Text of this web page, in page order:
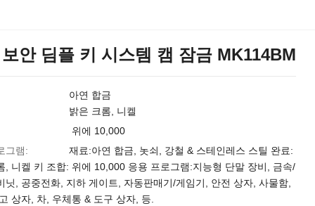
안 딤플 키 시스템 캠 잠금 MK114BM
아연 합금
밝은 크롬, 니켈
위에 10,000
그램:
재료:아연 합금, 놋쇠, 강철 & 스테인레스 스틸 완료:
, 니켈 키 조합: 위에 10,000 응용 프로그램:지능형 단말 장비, 금속/
닛, 공중전화, 지하 게이트, 자동판매기/게임기, 안전 상자, 사물함,
상자, 차, 우체통 & 도구 상자, 등.